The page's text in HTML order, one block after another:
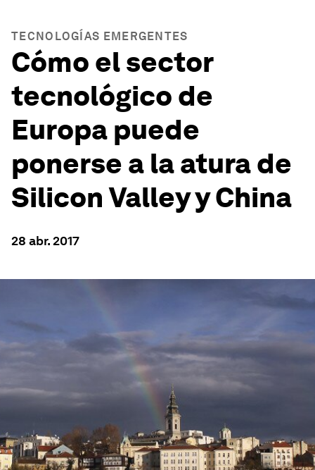
TECNOLOGÍAS EMERGENTES
Cómo el sector
tecnológico de
Europa puede
ponerse a la atura de
Silicon Valley y China
28 abr. 2017